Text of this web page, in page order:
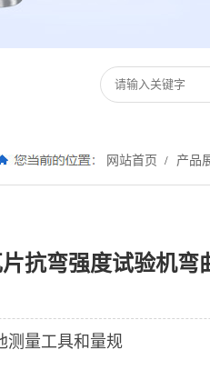
网站首页 / 产品
抗弯强度试验机弯
测量工具和量规